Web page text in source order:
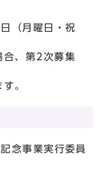
（月曜日・祝
合、第2次募集
。
念事業実行委員